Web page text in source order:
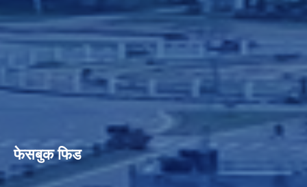
फेसबुक फिड